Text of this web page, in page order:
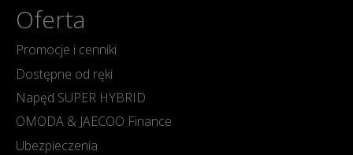
Oferta
Promocje i cenniki
Dostępne od ręki
Napęd SUPER HYBRID
OMODA & JAECOO Finance
Ubezpieczenia